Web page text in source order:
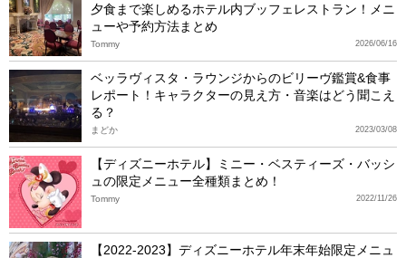
夕食まで楽しめるホテル内ブッフェレストラン！メニ
ューや予約方法まとめ
2026/06/16
Tommy
ベッラヴィスタ・ラウンジからのビリーヴ鑑賞&食事
レポート！キャラクターの見え方・音楽はどう聞こえ
る？
2023/03/08
まどか
【ディズニーホテル】ミニー・ベスティーズ・バッシ
ュの限定メニュー全種類まとめ！
2022/11/26
Tommy
【2022-2023】ディズニーホテル年末年始限定メニュ